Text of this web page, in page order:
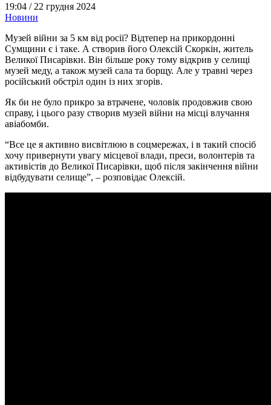
19:04 / 22 грудня 2024
Новини
Музей війни за 5 км від росії? Відтепер на прикордонні
Сумщини є і таке. А створив його Олексій Скоркін, житель
Великої Писарівки. Він більше року тому відкрив у селищі
музей меду, а також музей сала та борщу. Але у травні через
російський обстріл один із них згорів.
Як би не було прикро за втрачене, чоловік продовжив свою
справу, і цього разу створив музей війни на місці влучання
авіабомби.
“Все це я активно висвітлюю в соцмережах, і в такий спосіб
хочу привернути увагу місцевої влади, преси, волонтерів та
активістів до Великої Писарівки, щоб після закінчення війни
відбудувати селище”, – розповідає Олексій.